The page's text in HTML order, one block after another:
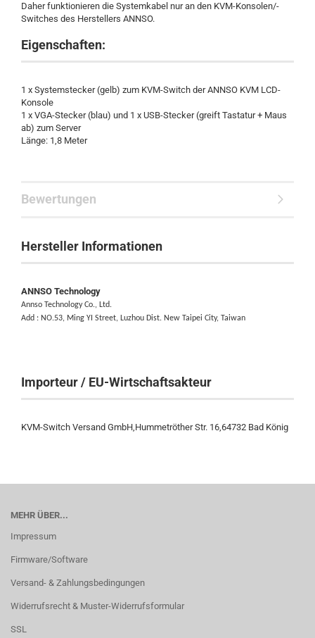
Daher funktionieren die Systemkabel nur an den KVM-Konsolen/-
Switches des Herstellers ANNSO.
Eigenschaften:
1 x Systemstecker (gelb) zum KVM-Switch der ANNSO KVM LCD-
Konsole
1 x VGA-Stecker (blau) und 1 x USB-Stecker (greift Tastatur + Maus
ab) zum Server
Länge: 1,8 Meter
Bewertungen
Hersteller Informationen
ANNSO Technology
Annso Technology Co., Ltd.
Add : NO.53, Ming YI Street, Luzhou Dist. New Taipei City, Taiwan
Importeur / EU-Wirtschaftsakteur
KVM-Switch Versand GmbH,Hummetröther Str. 16,64732 Bad König
MEHR ÜBER...
Impressum
Firmware/Software
Versand- & Zahlungsbedingungen
Widerrufsrecht & Muster-Widerrufsformular
SSL